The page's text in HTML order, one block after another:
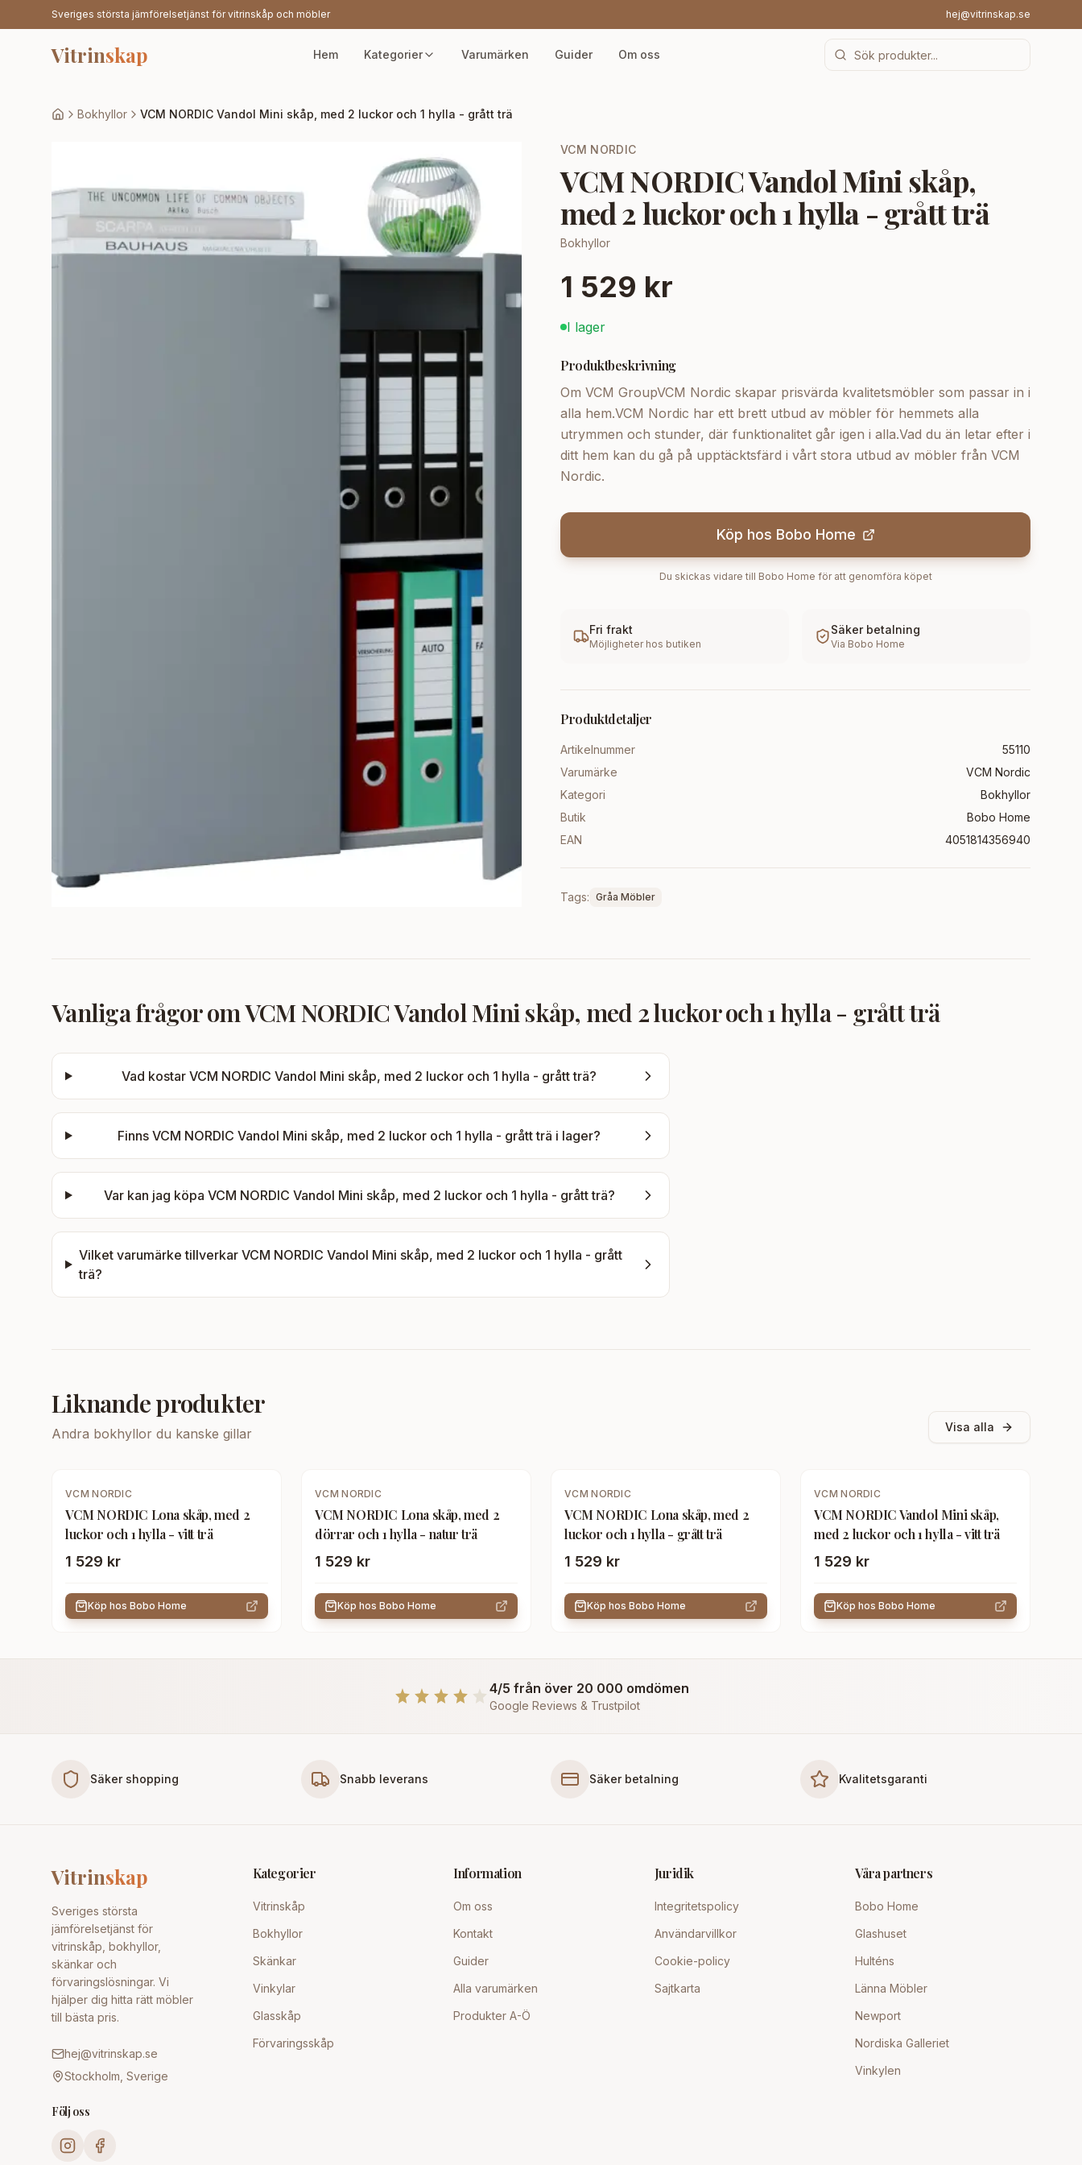
Sveriges största jämförelsetjänst för vitrinskåp och möbler hej@vitrinskap.se
Vitrinskap Hem Kategorier Varumärken Guider Om oss
Bokhyllor VCM NORDIC Vandol Mini skåp, med 2 luckor och 1 hylla - grått trä
VCM NORDIC
VCM NORDIC Vandol Mini skåp,
med 2 luckor och 1 hylla - grått trä
Bokhyllor
1 529 kr
I lager
Produktbeskrivning
Om VCM GroupVCM Nordic skapar prisvärda kvalitetsmöbler som passar in i
alla hem.VCM Nordic har ett brett utbud av möbler för hemmets alla
utrymmen och stunder, där funktionalitet går igen i alla.Vad du än letar efter i
ditt hem kan du gå på upptäcktsfärd i vårt stora utbud av möbler från VCM
Nordic.
Köp hos Bobo Home
Du skickas vidare till Bobo Home för att genomföra köpet
Fri frakt
Möjligheter hos butiken
Säker betalning
Via Bobo Home
Produktdetaljer
Artikelnummer
55110
Varumärke
VCM Nordic
Kategori
Bokhyllor
Butik
Bobo Home
EAN
4051814356940
Tags: Gråa Möbler
Vanliga frågor omVCM NORDIC Vandol Mini skåp, med 2 luckor och 1 hylla - grått trä
Vad kostarVCM NORDIC Vandol Mini skåp, med 2 luckor och 1 hylla - grått trä?
FinnsVCM NORDIC Vandol Mini skåp, med 2 luckor och 1 hylla - grått trä i lager?
Var kan jag köpa VCM NORDIC Vandol Mini skåp, med 2 luckor och 1 hylla - grått trä?
Vilket varumärke tillverkar VCM NORDIC Vandol Mini skåp, med 2 luckor och 1 hylla - grått
trä?
Liknande produkter
Andra bokhyllor du kanske gillar Visa alla
VCM NORDIC
VCM NORDIC Lona skåp, med 2
luckor och 1 hylla - vitt trä
1 529 kr
Köp hos Bobo Home
VCM NORDIC
VCM NORDIC Lona skåp, med 2
dörrar och 1 hylla - natur trä
1 529 kr
Köp hos Bobo Home
VCM NORDIC
VCM NORDIC Lona skåp, med 2
luckor och 1 hylla - grått trä
1 529 kr
Köp hos Bobo Home
VCM NORDIC
VCM NORDIC Vandol Mini skåp,
med 2 luckor och 1 hylla - vitt trä
1 529 kr
Köp hos Bobo Home
4/5 från över 20 000 omdömen
Google Reviews & Trustpilot
Säker shopping Snabb leverans Säker betalning Kvalitetsgaranti
Vitrinskap
Sveriges största
jämförelsetjänst för
vitrinskåp, bokhyllor,
skänkar och
förvaringslösningar. Vi
hjälper dig hitta rätt möbler
till bästa pris.
hej@vitrinskap.se
Stockholm, Sverige
Följ oss
Kategorier
Vitrinskåp
Bokhyllor
Skänkar
Vinkylar
Glasskåp
Förvaringsskåp
Information
Om oss
Kontakt
Guider
Alla varumärken
Produkter A-Ö
Juridik
Integritetspolicy
Användarvillkor
Cookie-policy
Sajtkarta
Våra partners
Bobo Home
Glashuset
Hulténs
Länna Möbler
Newport
Nordiska Galleriet
Vinkylen